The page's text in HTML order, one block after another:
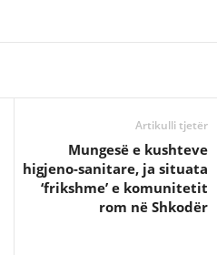
Artikulli tjetër
Mungesë e kushteve
higjeno-sanitare, ja situata
‘frikshme’ e komunitetit
rom në Shkodër